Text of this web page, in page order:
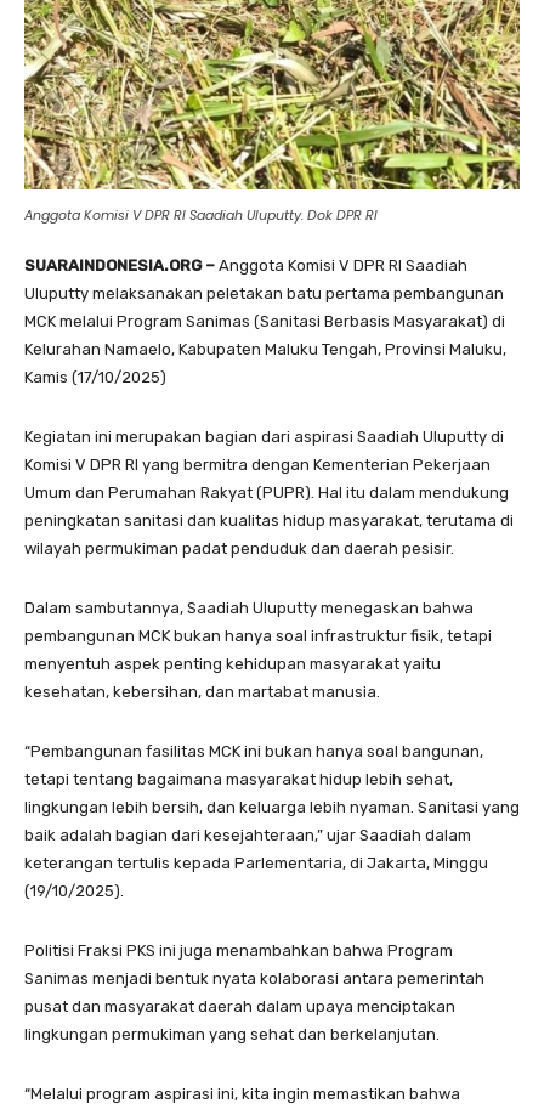
Anggota Komisi V DPR RI Saadiah Uluputty. Dok DPR RI
SUARAINDONESIA.ORG – Anggota Komisi V DPR RI Saadiah
Uluputty melaksanakan peletakan batu pertama pembangunan
MCK melalui Program Sanimas (Sanitasi Berbasis Masyarakat) di
Kelurahan Namaelo, Kabupaten Maluku Tengah, Provinsi Maluku,
Kamis (17/10/2025)
Kegiatan ini merupakan bagian dari aspirasi Saadiah Uluputty di
Komisi V DPR RI yang bermitra dengan Kementerian Pekerjaan
Umum dan Perumahan Rakyat (PUPR). Hal itu dalam mendukung
peningkatan sanitasi dan kualitas hidup masyarakat, terutama di
wilayah permukiman padat penduduk dan daerah pesisir.
Dalam sambutannya, Saadiah Uluputty menegaskan bahwa
pembangunan MCK bukan hanya soal infrastruktur fisik, tetapi
menyentuh aspek penting kehidupan masyarakat yaitu
kesehatan, kebersihan, dan martabat manusia.
“Pembangunan fasilitas MCK ini bukan hanya soal bangunan,
tetapi tentang bagaimana masyarakat hidup lebih sehat,
lingkungan lebih bersih, dan keluarga lebih nyaman. Sanitasi yang
baik adalah bagian dari kesejahteraan,” ujar Saadiah dalam
keterangan tertulis kepada Parlementaria, di Jakarta, Minggu
(19/10/2025).
Politisi Fraksi PKS ini juga menambahkan bahwa Program
Sanimas menjadi bentuk nyata kolaborasi antara pemerintah
pusat dan masyarakat daerah dalam upaya menciptakan
lingkungan permukiman yang sehat dan berkelanjutan.
“Melalui program aspirasi ini, kita ingin memastikan bahwa